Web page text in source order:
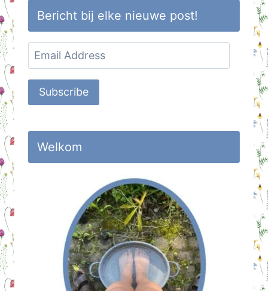
Bericht bij elke nieuwe post!
Email
Address
Subscribe
Welkom